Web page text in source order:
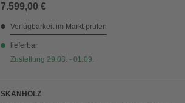
7.599,00 €
Verfügbarkeit im Markt prüfen
lieferbar
Zustellung 29.08. - 01.09.
SKANHOLZ